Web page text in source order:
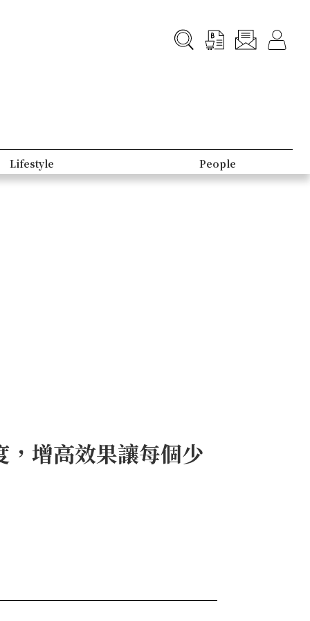
Lifestyle People
增高效果讓每個少